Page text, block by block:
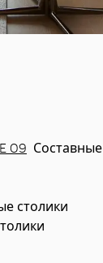
09 Составные
столики